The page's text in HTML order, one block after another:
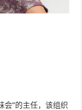
会”的主任，该组织